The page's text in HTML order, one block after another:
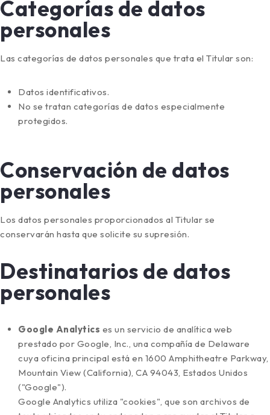
Categorías de datos
personales
Las categorías de datos personales que trata el Titular son:
Datos identificativos.
No se tratan categorías de datos especialmente
protegidos.
Conservación de datos
personales
Los datos personales proporcionados al Titular se
conservarán hasta que solicite su supresión.
Destinatarios de datos
personales
Google Analytics es un servicio de analítica web
prestado por Google, Inc., una compañía de Delaware
cuya oficina principal está en 1600 Amphitheatre Parkway,
Mountain View (California), CA 94043, Estados Unidos
("Google").
Google Analytics utiliza "cookies", que son archivos de